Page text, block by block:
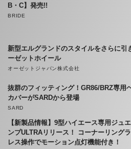
B・C】発売!!
BRIDE
新型エルグランドのスタイルをさらに引
ーゼットホイール
オーゼットジャパン株式会社
抜群のフィッティング！GR86/BRZ専用
カバーがSARDから登場
SARD
【新製品情報】9型ハイエース専用ジュ
ンプULTRAリリース！ コーナーリング
レス操作でモーション点灯機能付き！